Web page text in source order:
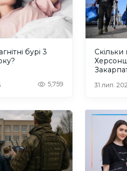
бурі 3
5,759
Скільки
31 лип.